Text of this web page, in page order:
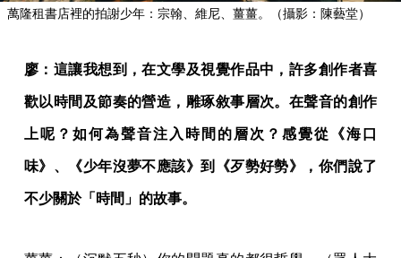
萬隆租書店裡的拍謝少年：宗翰、維尼、薑薑。（攝影：陳藝堂）
廖：這讓我想到，在文學及視覺作品中，許多創作者喜
歡以時間及節奏的營造，雕琢敘事層次。在聲音的創作
上呢？如何為聲音注入時間的層次？感覺從《海口
味》、《少年沒夢不應該》到《歹勢好勢》，你們說了
不少關於「時間」的故事。